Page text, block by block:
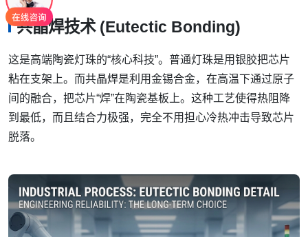
共晶焊技术 (Eutectic Bonding)
这是高端陶瓷灯珠的“核心科技”。普通灯珠是用银胶把芯片
粘在支架上。而共晶焊是利用金锡合金，在高温下通过原子
间的融合，把芯片“焊”在陶瓷基板上。这种工艺使得热阻降
到最低，而且结合力极强，完全不用担心冷热冲击导致芯片
脱落。